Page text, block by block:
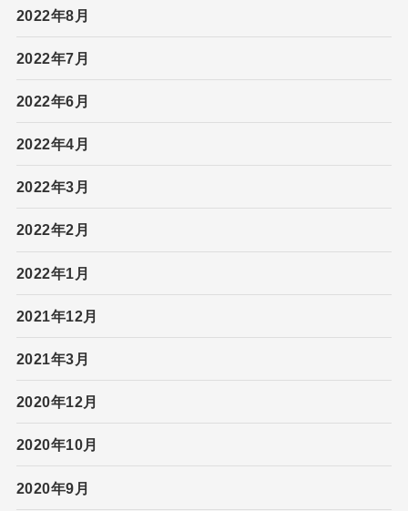
2022年8月
2022年7月
2022年6月
2022年4月
2022年3月
2022年2月
2022年1月
2021年12月
2021年3月
2020年12月
2020年10月
2020年9月